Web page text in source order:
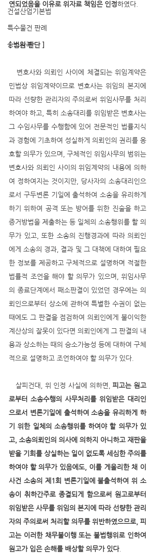
건설산업기본법
특수물건 판례
승소사례
연되었음을 이유로 위자료 책임은 인정하였다.
[ 법원 판단 ]
민법상 위임계약이므로 변호사는 위임의 본지에
따라 선량한 관리자의 주의로써 위임사무를 처리
하여야 하고, 특히 소송대리를 위임받은 변호사는
그 수임사무를 수행함에 있어 전문적인 법률지식
과 경험에 기초하여 성실하게 의뢰인의 권리를 옹
호할 의무가 있으며, 구체적인 위임사무의 범위는
변호사와 의뢰인 사이의 위임계약의 내용에 의하
여 정하여지는 것이지만, 당사자의 소송대리인으
로서 구두변론 기일에 출석하여 소송을 유리하게
하기 위하여 공격 또는 방어를 위한 진술을 하고
증거방법을 제출하는 등 일체의 소송행위를 할 의
무가 있고, 또한 소송의 진행경과에 따라 의뢰인
에게 소송의 경과, 결과 및 그 대책에 대하여 필요
한 정보를 제공하고 구체적으로 설명하며 적절한
법률적 조언을 해야 할 의무가 있으며, 위임사무
의 종료단계에서 패소판결이 있었던 경우에는 의
뢰인으로부터 상소에 관하여 특별한 수권이 없는
때에도 그 판결을 점검하여 의뢰인에게 불이익한
계산상의 잘못이 있다면 의뢰인에게 그 판결의 내
용과 상소하는 때의 승소가능성 등에 대하여 구체
적으로 설명하고 조언하여야 할 의무가 있다.
   살피건대, 위 인정 사실에 의하면,
피고는 원고
로부터 소송수행의 사무처리를 위임받은 대리인
으로서 변론기일에 출석하여 소송을 유리하게 하
기 위한 일체의 소송행위를 하여야 할 의무가 있
고, 소송의뢰인의 의사에 의하지 아니하고 재판을
받을 기회를 상실하는 일이 없도록 세심한 주의를
하여야 할 의무가 있음에도, 이를 게을리한 채 이
사건 소송의 제1회 변론기일에 불출석하여 위 소
송이 취하간주로 종결되게 함으로써 원고로부터
위임받은 사무를 위임의 본지에 따라 선량한 관리
자의 주의로써 처리할 의무를 위반하였으므로, 피
고는 이러한 채무불이행 또는 불법행위로 인하여
원고가 입은 손해를 배상할 의무가 있다.